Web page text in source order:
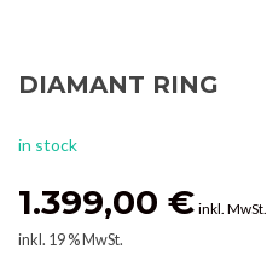
DIAMANT RING
in stock
1.399,00 € inkl. MwSt.
inkl. 19 % MwSt.